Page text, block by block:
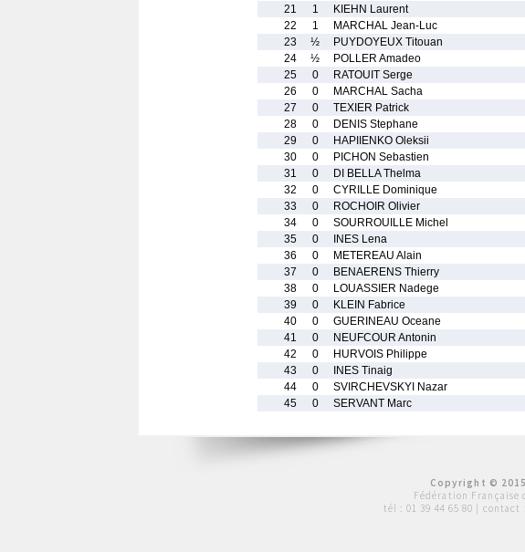
21
1 KIEHN Laurent
22
1 MARCHAL Jean-Luc
23
½ PUYDOYEUX Titouan
24
½ POLLER Amadeo
25
0 RATOUIT Serge
26
0 MARCHAL Sacha
27
0 TEXIER Patrick
28
0 DENIS Stephane
29
0 HAPIIENKO Oleksii
30
0 PICHON Sebastien
31
0 DI BELLA Thelma
32
0 CYRILLE Dominique
33
0 ROCHOIR Olivier
34
0 SOURROUILLE Michel
35
0 INES Lena
36
0 METEREAU Alain
37
0 BENAERENS Thierry
38
0 LOUASSIER Nadege
39
0 KLEIN Fabrice
40
0 GUERINEAU Oceane
41
0 NEUFCOUR Antonin
42
0 HURVOIS Philippe
43
0 INES Tinaig
44
0 SVIRCHEVSKYI Nazar
45
0 SERVANT Marc
Copyright ©
Fédération Française
tél : 01 39 44 65 80 | contact :